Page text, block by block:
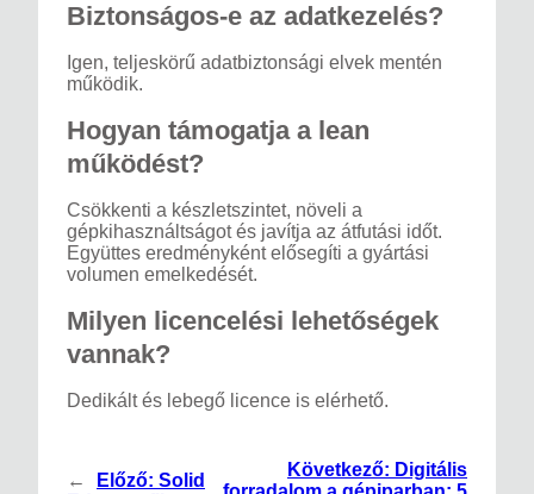
Biztonságos-e az adatkezelés?
Igen, teljeskörű adatbiztonsági elvek mentén
működik.
Hogyan támogatja a lean
működést?
Csökkenti a készletszintet, növeli a
gépkihasználtságot és javítja az átfutási időt.
Együttes eredményként elősegíti a gyártási
volumen emelkedését.
Milyen licencelési lehetőségek
vannak?
Dedikált és lebegő licence is elérhető.
← Előző: Solid
Következő: Digitális